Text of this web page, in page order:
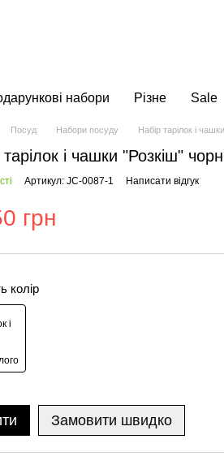
набори Різне Sale
Посуд Набори посуду Набір тарілок і
тарілок і чашки "Розкіш"
Артикул: JC-0087-1 Написати відгук
грн
колір
Замовити швидко